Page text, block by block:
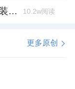
带一路”沿线
这改变了长期
方的单向流
金螳螂二季度新签单59亿，公装业务贡献逾八成 10.2w阅读
更多原创